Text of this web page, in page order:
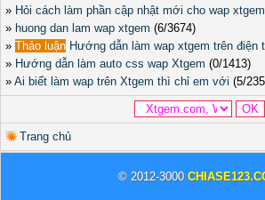
» Hỏi cách làm phần cập nhật mới cho wap xtgem
» huong dan lam wap xtgem (6/3674)
» Thảo luận Hướng dẫn làm wap xtgem trên điện
» Hướng dẫn làm auto css wap Xtgem (0/1413)
» Ai biết làm wap trên Xtgem thì chỉ em với (5/
Trang chủ
© 2012-3000